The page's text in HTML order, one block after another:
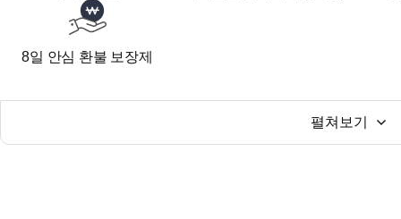
● 오시는길
부산광역시 기장군 장안읍 반룡산단3로95,
경동오토필드 지하 2층 A코어 리본카 부산지점
8일 안심 환불 보장제
펼쳐보기